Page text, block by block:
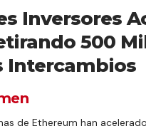
Inversores
500
Intercambios
de Ethereum han